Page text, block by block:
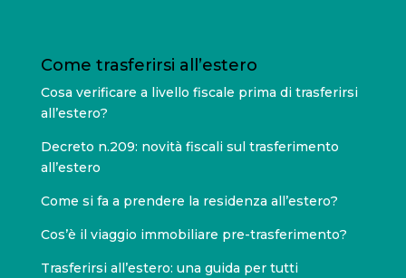
Come trasferirsi all’estero
Cosa verificare a livello fiscale prima di trasferirsi
all’estero?
Decreto n.209: novità fiscali sul trasferimento
all’estero
Come si fa a prendere la residenza all’estero?
Cos’è il viaggio immobiliare pre-trasferimento?
Trasferirsi all’estero: una guida per tutti